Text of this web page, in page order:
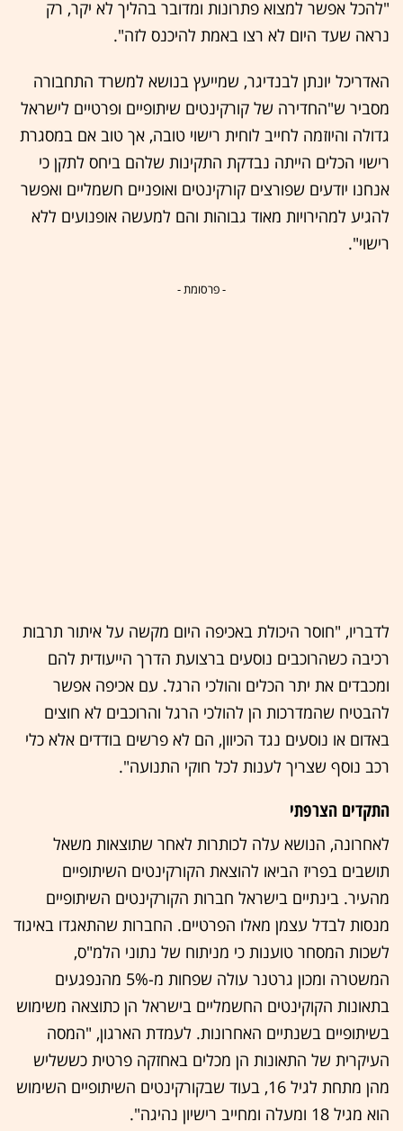
"להכל אפשר למצוא פתרונות ומדובר בהליך לא יקר, רק
נראה שעד היום לא רצו באמת להיכנס לזה".
האדריכל יונתן לבנדיגר, שמייעץ בנושא למשרד התחבורה
מסביר ש"החדירה של קורקינטים שיתופיים ופרטיים לישראל
גדולה והיוזמה לחייב לוחית רישוי טובה, אך טוב אם במסגרת
רישוי הכלים הייתה נבדקת התקינות שלהם ביחס לתקן כי
אנחנו יודעים שפורצים קורקינטים ואופניים חשמליים ואפשר
להגיע למהירויות מאוד גבוהות והם למעשה אופנועים ללא
רישוי".
- פרסומת -
לדבריו, "חוסר היכולת באכיפה היום מקשה על איתור תרבות
רכיבה כשהרוכבים נוסעים ברצועת הדרך הייעודית להם
ומכבדים את יתר הכלים והולכי הרגל. עם אכיפה אפשר
להבטיח שהמדרכות הן להולכי הרגל והרוכבים לא חוצים
באדום או נוסעים נגד הכיוון, הם לא פרשים בודדים אלא כלי
רכב נוסף שצריך לענות לכל חוקי התנועה".
התקדים הצרפתי
לאחרונה, הנושא עלה לכותרות לאחר שתוצאות משאל
תושבים בפריז הביאו להוצאת הקורקינטים השיתופיים
מהעיר. בינתיים בישראל חברות הקורקינטים השיתופיים
מנסות לבדל עצמן מאלו הפרטיים. החברות שהתאגדו באיגוד
לשכות המסחר טוענות כי מניתוח של נתוני הלמ"ס,
המשטרה ומכון גרטנר עולה שפחות מ-5% מהנפגעים
בתאונות הקוקינטים החשמליים בישראל הן כתוצאה משימוש
בשיתופיים בשנתיים האחרונות. לעמדת הארגון, "המסה
העיקרית של התאונות הן מכלים באחזקה פרטית כששליש
מהן מתחת לגיל 16, בעוד שבקורקינטים השיתופיים השימוש
הוא מגיל 18 ומעלה ומחייב רישיון נהיגה".